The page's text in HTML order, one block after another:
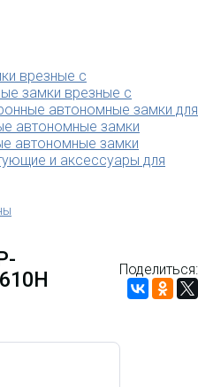
врезные с
замки врезные с
автономные замки для
автономные замки
автономные замки
и аксессуары для
Поделиться: